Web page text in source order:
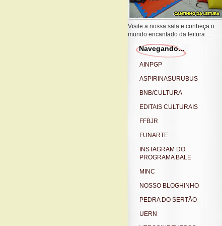
Visite a nossa sala e conheça o
mundo encantado da leitura ...
Navegando...
AINPGP
ASPIRINASURUBUS
BNB/CULTURA
EDITAIS CULTURAIS
FFBJR
FUNARTE
INSTAGRAM DO
PROGRAMA BALE
MINC
NOSSO BLOGHINHO
PEDRA DO SERTÃO
UERN